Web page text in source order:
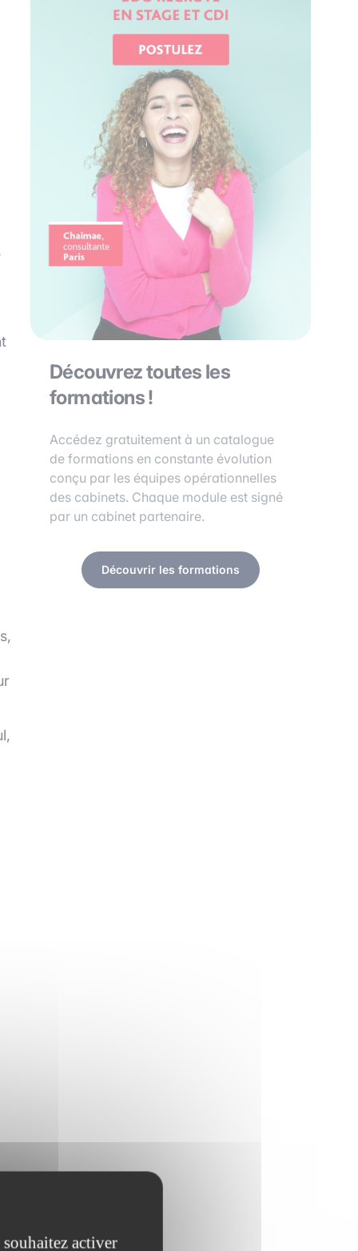
Découvrez toutes les
formations !
Accédez gratuitement à un catalogue
de formations en constante évolution
conçu par les équipes opérationnelles
des cabinets. Chaque module est signé
par un cabinet partenaire.
Découvrir les formations
activer